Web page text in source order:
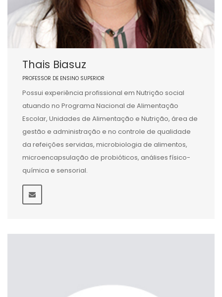
Thais Biasuz
PROFESSOR DE ENSINO SUPERIOR
Possui experiência profissional em Nutrição social
atuando no Programa Nacional de Alimentação
Escolar, Unidades de Alimentação e Nutrição, área de
gestão e administração e no controle de qualidade
da refeições servidas, microbiologia de alimentos,
microencapsulação de probióticos, análises físico-
química e sensorial.